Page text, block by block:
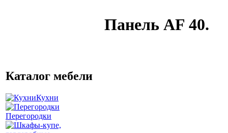
Панель AF 40.
Каталог мебели
Кухни
Перегородки